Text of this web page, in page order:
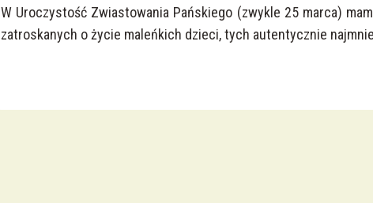
W Uroczystość Zwiastowania Pańskiego (zwykle 25 marca)
zatroskanych o życie maleńkich dzieci, tych autentycznie